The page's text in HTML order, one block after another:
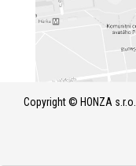
Copyright © HONZA s.r.o.